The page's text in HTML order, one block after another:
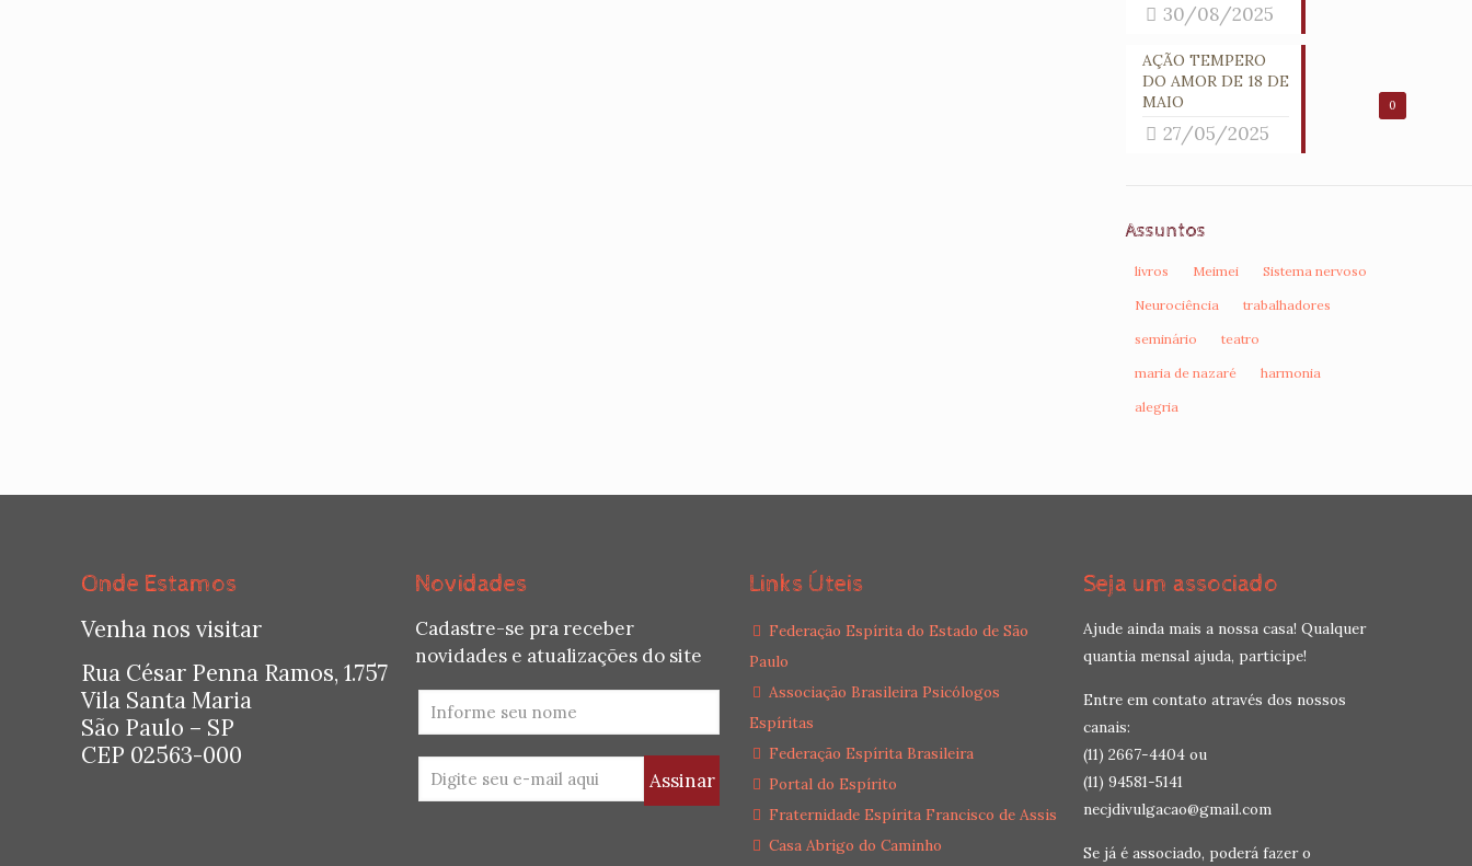
30/08/2025
0
AÇÃO TEMPERO
DO AMOR DE 18 DE
MAIO
27/05/2025
Assuntos
livros Meimei Sistema nervoso
Neurociência trabalhadores
seminário teatro
maria de nazaré harmonia
alegria
Onde Estamos
Venha nos visitar
Rua César Penna Ramos, 1.757
Vila Santa Maria
São Paulo – SP
CEP 02563-000
Novidades
Cadastre-se pra receber
novidades e atualizações do site
Links Úteis
Federação Espírita do Estado de São
Paulo
Associação Brasileira Psicólogos
Espíritas
Federação Espírita Brasileira
Portal do Espírito
Fraternidade Espírita Francisco de Assis
Casa Abrigo do Caminho
Seja um associado
Ajude ainda mais a nossa casa! Qualquer
quantia mensal ajuda, participe!
Entre em contato através dos nossos
canais:
(11) 2667-4404 ou
(11) 94581-5141
necjdivulgacao@gmail.com
Se já é associado, poderá fazer o